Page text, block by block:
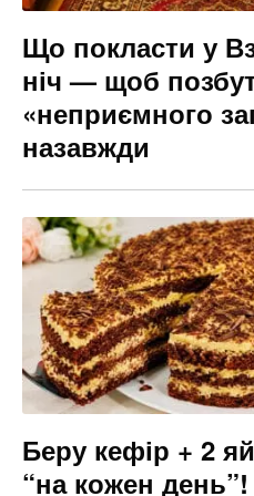
Що покласти у
ніч — щоб
«неприємного
назавжди
Беру кефір + 2
“на кожен